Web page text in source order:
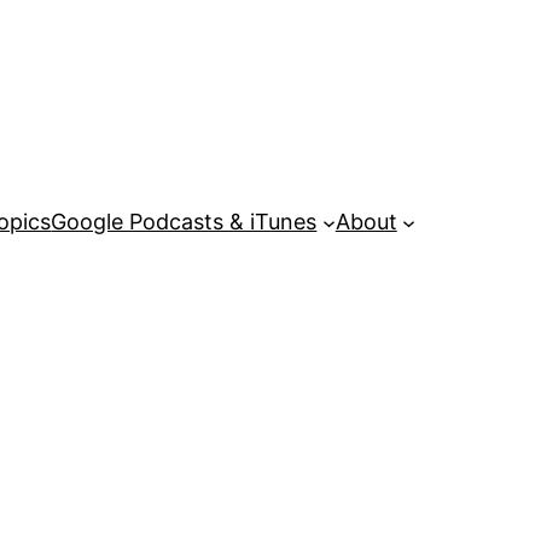
Google Podcasts & iTunes About